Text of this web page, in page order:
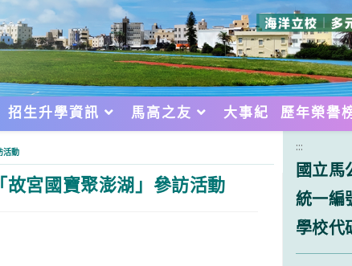
招生升學資訊 馬高之友 大事紀 歷年榮譽
活動
宮國寶聚澎湖」參訪活動
:::
國立馬
統一編
學校代